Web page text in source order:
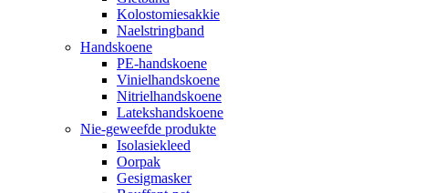
Kolostomiesakkie
Naelstringband
Handskoene
PE-handskoene
Vinielhandskoene
Nitrielhandskoene
Latekshandskoene
Nie-geweefde produkte
Isolasiekleed
Oorpak
Gesigmasker